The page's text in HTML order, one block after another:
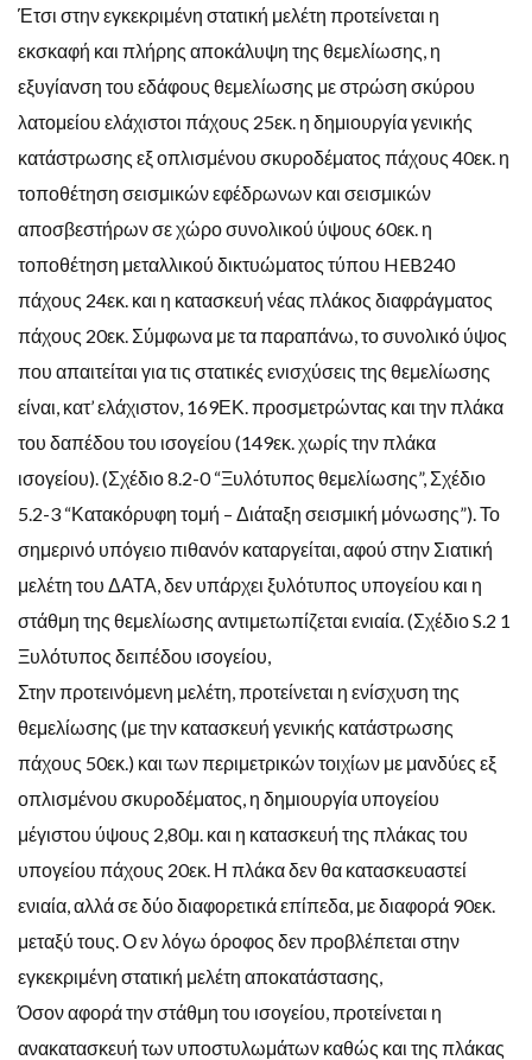
Έτσι στην εγκεκριμένη στατική μελέτη προτείνεται η
εκσκαφή και πλήρης αποκάλυψη της θεμελίωσης, η
εξυγίανση του εδάφους θεμελίωσης με στρώση σκύρου
λατομείου ελάχιστοι πάχους 25εκ. η δημιουργία γενικής
κατάστρωσης εξ οπλισμένου σκυροδέματος πάχους 40εκ. η
τοποθέτηση σεισμικών εφέδρωνων και σεισμικών
αποσβεστήρων σε χώρο συνολικού ύψους 60εκ. η
τοποθέτηση μεταλλικού δικτυώματος τύπου HEB240
πάχους 24εκ. και η κατασκευή νέας πλάκος διαφράγματος
πάχους 20εκ. Σύμφωνα με τα παραπάνω, το συνολικό ύψος
που απαιτείται για τις στατικές ενισχύσεις της θεμελίωσης
είναι, κατ’ ελάχιστον, 169ΕΚ. προσμετρώντας και την πλάκα
του δαπέδου του ισογείου (149εκ. χωρίς την πλάκα
ισογείου). (Σχέδιο 8.2-0 “Ξυλότυπος θεμελίωσης”, Σχέδιο
5.2-3 “Κατακόρυφη τομή – Διάταξη σεισμική μόνωσης”). Το
σημερινό υπόγειο πιθανόν καταργείται, αφού στην Σιατική
μελέτη του ΔΑΤΑ, δεν υπάρχει ξυλότυπος υπογείου και η
στάθμη της θεμελίωσης αντιμετωπίζεται ενιαία. (Σχέδιο S.2 1
Ξυλότυπος δειπέδου ισογείου,
Στην προτεινόμενη μελέτη, προτείνεται η ενίσχυση της
θεμελίωσης (με την κατασκευή γενικής κατάστρωσης
πάχους 50εκ.) και των περιμετρικών τοιχίων με μανδύες εξ
οπλισμένου σκυροδέματος, η δημιουργία υπογείου
μέγιστου ύψους 2,80μ. και η κατασκευή της πλάκας του
υπογείου πάχους 20εκ. Η πλάκα δεν θα κατασκευαστεί
ενιαία, αλλά σε δύο διαφορετικά επίπεδα, με διαφορά 90εκ.
μεταξύ τους. Ο εν λόγω όροφος δεν προβλέπεται στην
εγκεκριμένη στατική μελέτη αποκατάστασης,
Όσον αφορά την στάθμη του ισογείου, προτείνεται η
ανακατασκευή των υποστυλωμάτων καθώς και της πλάκας